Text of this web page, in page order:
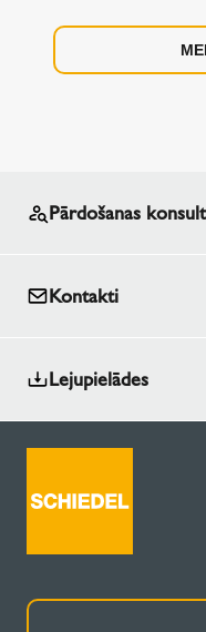
Pārdošanas
Kontakti
Lejupielādes